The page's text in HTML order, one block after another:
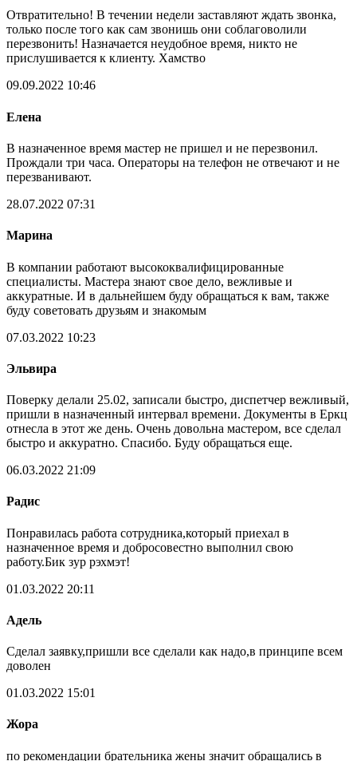
Отвратительно! В течении недели заставляют ждать звонка,
только после того как сам звонишь они соблаговолили
перезвонить! Назначается неудобное время, никто не
прислушивается к клиенту. Хамство
09.09.2022 10:46
Елена
В назначенное время мастер не пришел и не перезвонил.
Прождали три часа. Операторы на телефон не отвечают и не
перезванивают.
28.07.2022 07:31
Марина
В компании работают высококвалифицированные
специалисты. Мастера знают свое дело, вежливые и
аккуратные. И в дальнейшем буду обращаться к вам, также
буду советовать друзьям и знакомым
07.03.2022 10:23
Эльвира
Поверку делали 25.02, записали быстро, диспетчер вежливый,
пришли в назначенный интервал времени. Документы в Еркц
отнесла в этот же день. Очень довольна мастером, все сделал
быстро и аккуратно. Спасибо. Буду обращаться еще.
06.03.2022 21:09
Радис
Понравилась работа сотрудника,который приехал в
назначенное время и добросовестно выполнил свою
работу.Бик зур рэхмэт!
01.03.2022 20:11
Адель
Сделал заявку,пришли все сделали как надо,в принципе всем
доволен
01.03.2022 15:01
Жора
по рекомендации брательника жены значит обращались в